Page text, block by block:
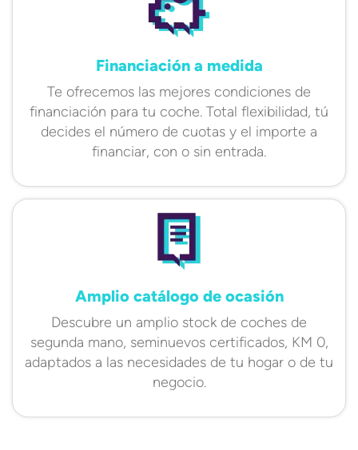
Financiación a medida
Te ofrecemos las mejores condiciones de
financiación para tu coche. Total flexibilidad, tú
decides el número de cuotas y el importe a
financiar, con o sin entrada.
Amplio catálogo de ocasión
Descubre un amplio stock de coches de
segunda mano, seminuevos certificados, KM 0,
adaptados a las necesidades de tu hogar o de tu
negocio.